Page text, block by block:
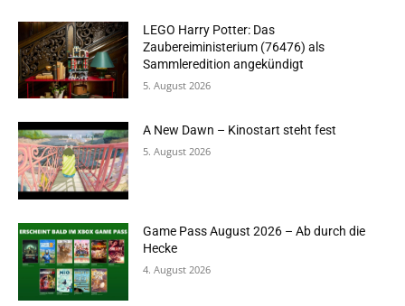
LEGO Harry Potter: Das
Zaubereiministerium (76476) als
Sammleredition angekündigt
5. August 2026
A New Dawn – Kinostart steht fest
5. August 2026
Game Pass August 2026 – Ab durch die
Hecke
4. August 2026